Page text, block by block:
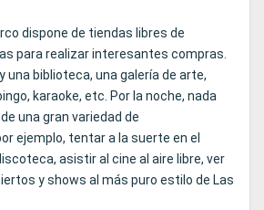
dispone de tiendas libres de
para realizar interesantes compras.
una biblioteca, una galería de arte,
karaoke, etc. Por la noche, nada
una gran variedad de
ejemplo, tentar a la suerte en el
asistir al cine al aire libre, ver
y shows al más puro estilo de Las